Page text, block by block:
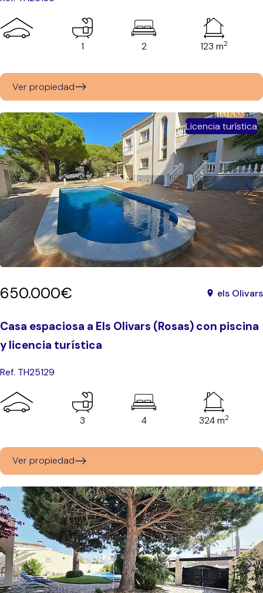
1 2 123 m2
Ver propiedad
Licencia turística
650.000€ els Olivars
Casa espaciosa a Els Olivars (Rosas) con piscina
y licencia turística
Ref. TH25129
3 4 324 m2
Ver propiedad